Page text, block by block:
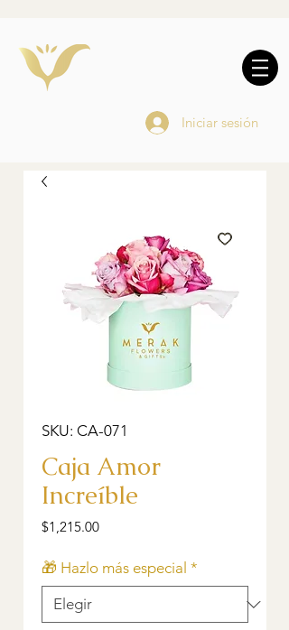
10% DE REGALO EN
ONLINE
Iniciar sesión
SKU: CA-071
Caja Amor
Increíble
$1,215.00Precio
🎁 Hazlo más especial *